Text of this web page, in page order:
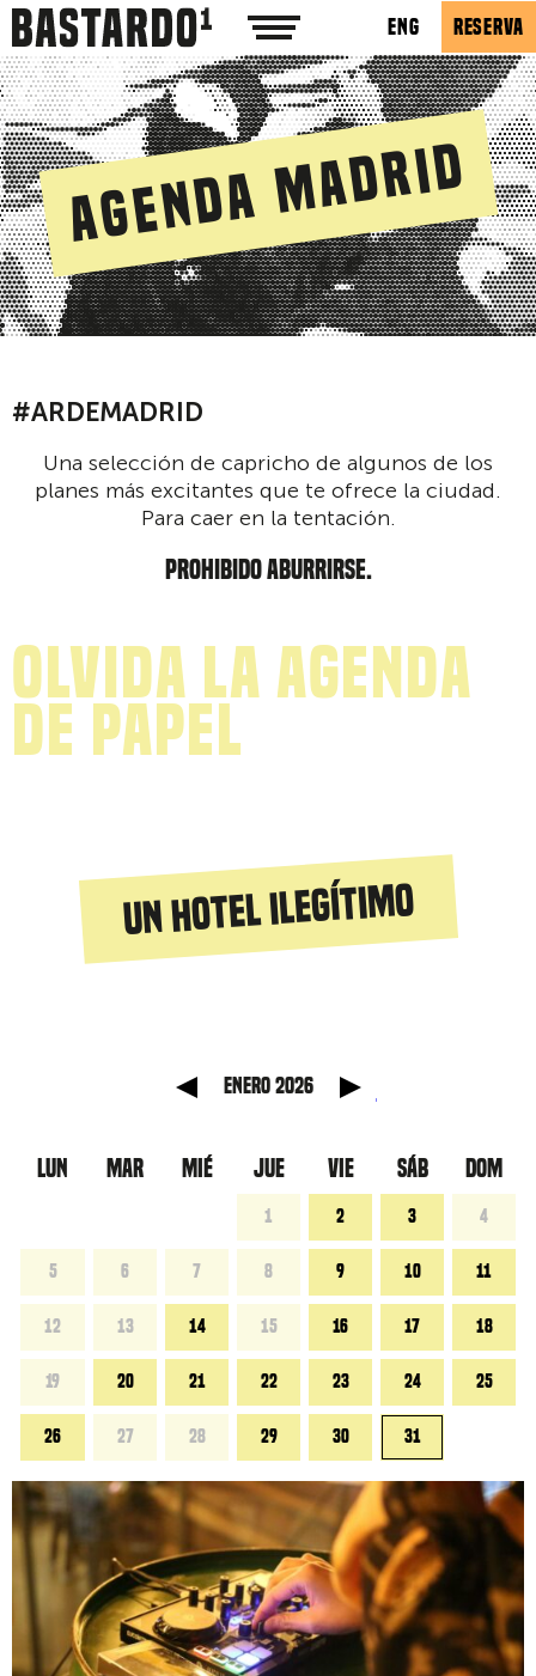
ENG RESERVA
Agenda Madrid
#ARDEMADRID
Una selección de capricho de algunos de los
planes más excitantes que te ofrece la ciudad.
Para caer en la tentación.
PROHIBIDO ABURRIRSE.
Olvida la agenda
de papel
Un hotel ilegítimo
enero 2026
LUN MAR MIÉ JUE VIE SÁB DOM
1 2 3 4
5 6 7 8 9 10 11
12 13 14 15 16 17 18
19 20 21 22 23 24 25
26 27 28 29 30 31